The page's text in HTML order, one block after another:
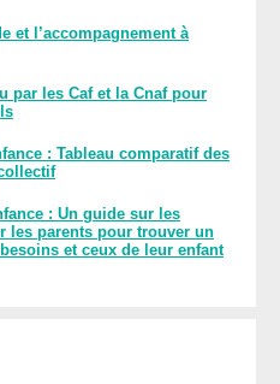
et l’accompagnement à
par les Caf et la Cnaf pour
: Tableau comparatif des
: Un guide sur les
les parents pour trouver un
et ceux de leur enfant